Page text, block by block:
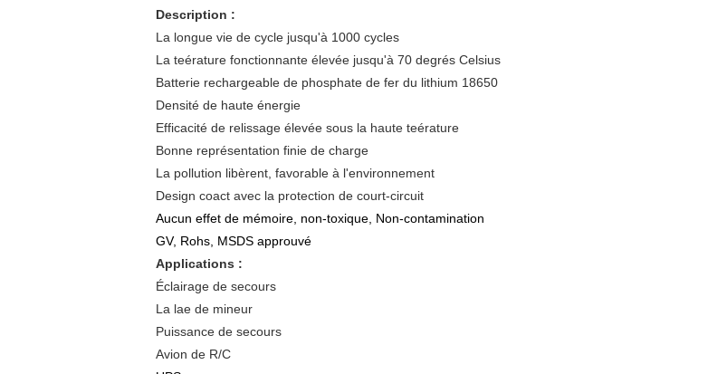
Description :
La longue vie de cycle jusqu'à 1000 cycles
La teérature fonctionnante élevée jusqu'à 70 degrés Celsius
Batterie rechargeable de phosphate de fer du lithium 18650
Densité de haute énergie
Efficacité de relissage élevée sous la haute teérature
Bonne représentation finie de charge
La pollution libèrent, favorable à l'environnement
Design coact avec la protection de court-circuit
Aucun effet de mémoire, non-toxique, Non-contamination
GV, Rohs, MSDS approuvé
Applications :
Éclairage de secours
La lae de mineur
Puissance de secours
Avion de R/C